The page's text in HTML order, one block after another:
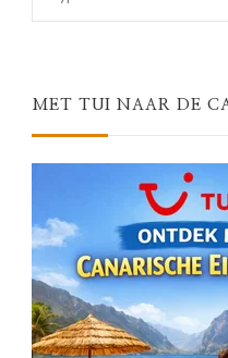
for
MET TUI NAAR DE